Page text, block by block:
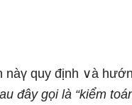
quy định ∨à
đây ɡọi là “kiểm